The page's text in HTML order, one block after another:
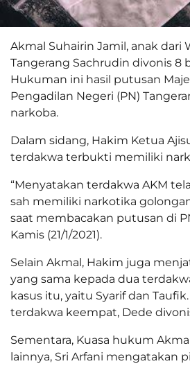
Akmal Suhairin Jamil, anak dari
Tangerang Sachrudin divonis 8
Hukuman ini hasil putusan
Pengadilan Negeri (PN)
narkoba.
Dalam sidang, Hakim Ketua
terdakwa terbukti memiliki
“Menyatakan terdakwa AKM
sah memiliki narkotika
saat membacakan putusan di
Kamis (21/1/2021).
Selain Akmal, Hakim juga
yang sama kepada dua
kasus itu, yaitu Syarif dan
terdakwa keempat, Dede
Sementara, Kuasa hukum
lainnya, Sri Arfani mengatakan